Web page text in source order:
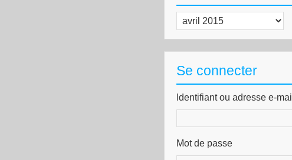
Archives
Se connecter
Identifiant ou adresse e-mail
Mot de passe